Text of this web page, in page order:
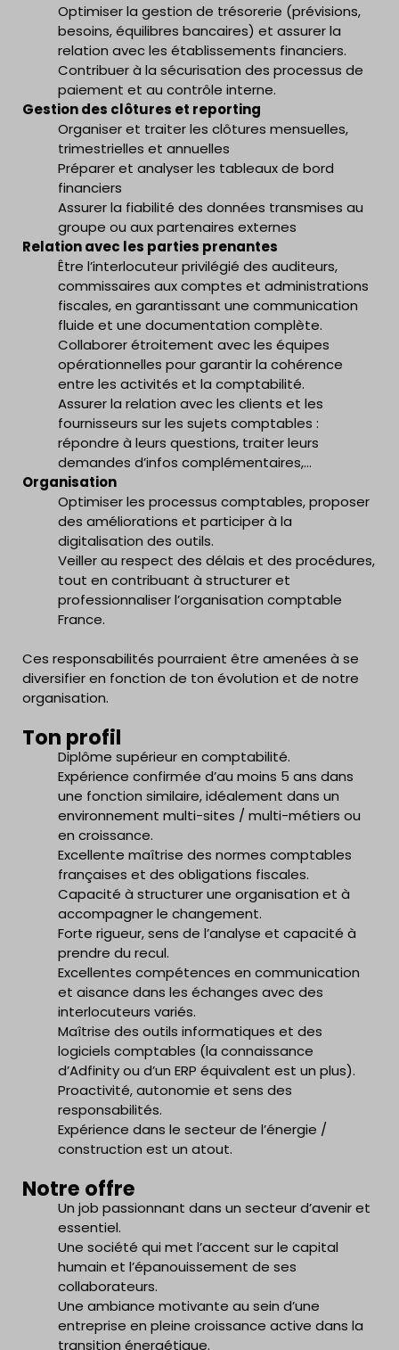
Optimiser la gestion de trésorerie (prévisions,
besoins, équilibres bancaires) et assurer la
relation avec les établissements financiers.
Contribuer à la sécurisation des processus de
paiement et au contrôle interne.
Gestion des clôtures et reporting
Organiser et traiter les clôtures mensuelles,
trimestrielles et annuelles
Préparer et analyser les tableaux de bord
financiers
Assurer la fiabilité des données transmises au
groupe ou aux partenaires externes
Relation avec les parties prenantes
Être l’interlocuteur privilégié des auditeurs,
commissaires aux comptes et administrations
fiscales, en garantissant une communication
fluide et une documentation complète.
Collaborer étroitement avec les équipes
opérationnelles pour garantir la cohérence
entre les activités et la comptabilité.
Assurer la relation avec les clients et les
fournisseurs sur les sujets comptables :
répondre à leurs questions, traiter leurs
demandes d’infos complémentaires,…
Organisation
Optimiser les processus comptables, proposer
des améliorations et participer à la
digitalisation des outils.
Veiller au respect des délais et des procédures,
tout en contribuant à structurer et
professionnaliser l’organisation comptable
France.
Ces responsabilités pourraient être amenées à se
diversifier en fonction de ton évolution et de notre
organisation.
Ton profil
Diplôme supérieur en comptabilité.
Expérience confirmée d’au moins 5 ans dans
une fonction similaire, idéalement dans un
environnement multi-sites / multi-métiers ou
en croissance.
Excellente maîtrise des normes comptables
françaises et des obligations fiscales.
Capacité à structurer une organisation et à
accompagner le changement.
Forte rigueur, sens de l’analyse et capacité à
prendre du recul.
Excellentes compétences en communication
et aisance dans les échanges avec des
interlocuteurs variés.
Maîtrise des outils informatiques et des
logiciels comptables (la connaissance
d’Adfinity ou d’un ERP équivalent est un plus).
Proactivité, autonomie et sens des
responsabilités.
Expérience dans le secteur de l’énergie /
construction est un atout.
Notre offre
Un job passionnant dans un secteur d’avenir et
essentiel.
Une société qui met l’accent sur le capital
humain et l’épanouissement de ses
collaborateurs.
Une ambiance motivante au sein d’une
entreprise en pleine croissance active dans la
transition énergétique.